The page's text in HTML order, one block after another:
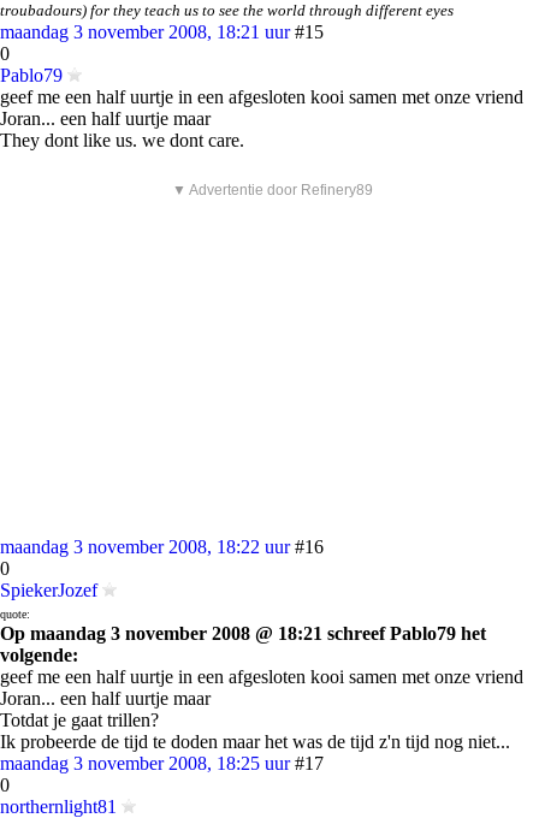
troubadours) for they teach us to see the world through different eyes
maandag 3 november 2008, 18:21 uur #15
0
Pablo79
geef me een half uurtje in een afgesloten kooi samen met onze vriend
Joran... een half uurtje maar
They dont like us. we dont care.
▼ Advertentie door Refinery89
maandag 3 november 2008, 18:22 uur #16
0
SpiekerJozef
quote:
Op maandag 3 november 2008 @ 18:21 schreef Pablo79 het
volgende:
geef me een half uurtje in een afgesloten kooi samen met onze vriend
Joran... een half uurtje maar
Totdat je gaat trillen?
Ik probeerde de tijd te doden maar het was de tijd z'n tijd nog niet...
maandag 3 november 2008, 18:25 uur #17
0
northernlight81